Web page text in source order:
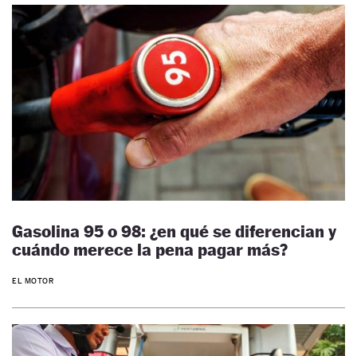
Gasolina 95 o 98: ¿en qué se diferencian y
cuándo merece la pena pagar más?
EL MOTOR